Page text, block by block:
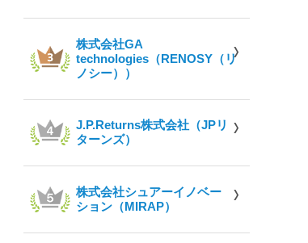
株式会社GA
technologies（RENOSY（リ
ノシー））
J.P.Returns株式会社（JPリ
ターンズ）
株式会社シュアーイノベー
ション（MIRAP）